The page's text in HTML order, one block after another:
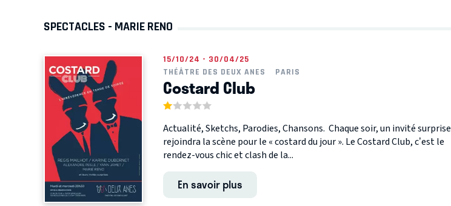
SPECTACLES - MARIE RENO
15/10/24 - 30/04/25
THÉÂTRE DES DEUX ANES
PARIS
Costard Club
Actualité, Sketchs, Parodies, Chansons. Chaque soir, un invité surprise
rejoindra la scène pour le « costard du jour ». Le Costard Club, c’est le
rendez-vous chic et clash de la...
En savoir plus